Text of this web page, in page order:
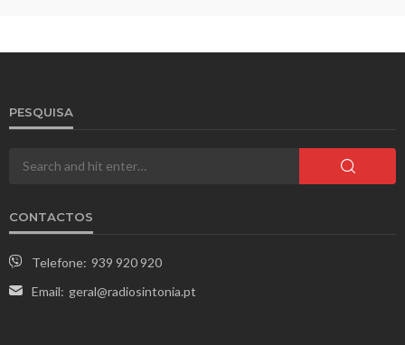
PESQUISA
CONTACTOS
Telefone: 939 920 920
Email: geral@radiosintonia.pt